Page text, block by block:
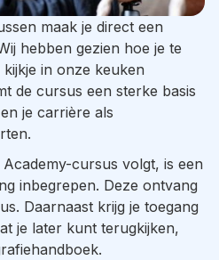
maak je direct een
hebben gezien hoe je te
in onze keuken
de cursus een sterke basis
je carrière als
cursus volgt, is een
inbegrepen. Deze ontvang
Daarnaast krijg je toegang
je later kunt terugkijken,